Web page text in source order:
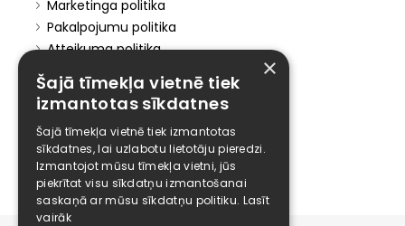
Marketinga politika
Pakalpojumu politika
Atteikuma politika
Elīzings
Karjera
Kontakti
×
Šajā tīmekļa vietnē tiek
izmantotas sīkdatnes
Šajā tīmekļa vietnē tiek izmantotas
sīkdatnes, lai uzlabotu lietotāju pieredzi.
Izmantojot mūsu tīmekļa vietni, jūs
piekrītat visu sīkdatņu izmantošanai
saskaņā ar mūsu sīkdatņu politiku. Lasīt
vairāk